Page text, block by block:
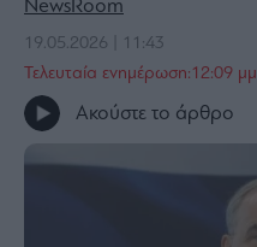
The
Room
My
NewsRoom
19.05.2026 | 11:43
Τελευταία ενημέρωση:12:09 μμ
Ακούστε το άρθρο